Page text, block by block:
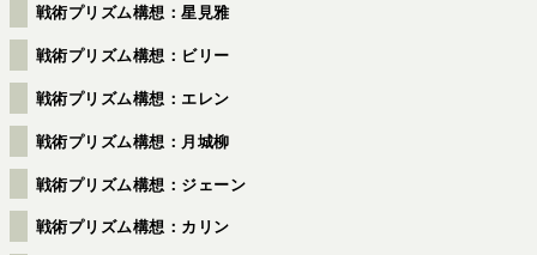
戦術プリズム構想：星見雅
戦術プリズム構想：ビリー
戦術プリズム構想：エレン
戦術プリズム構想：月城柳
戦術プリズム構想：ジェーン
戦術プリズム構想：カリン